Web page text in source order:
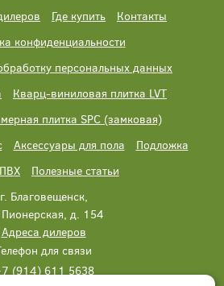
Где купить
Контакты
конфиденциальности
персональных данных
Кварц-виниловая плитка LVT
плитка SPC (замковая)
Аксессуары для пола
Подложка
Полезные статьи
г. Благовещенск,
д. 154
Адреса дилеров
для связи
(914) 611 5638